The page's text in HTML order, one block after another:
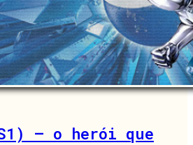
– o herói que